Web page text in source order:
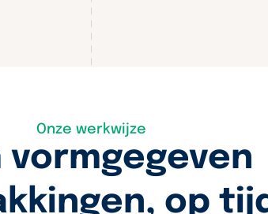
Onze werkwijze
vormgegeven
op